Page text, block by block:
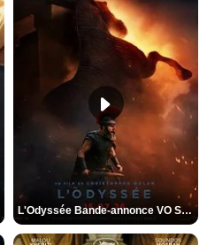
L'Odyssée Bande-annonce VO STFR